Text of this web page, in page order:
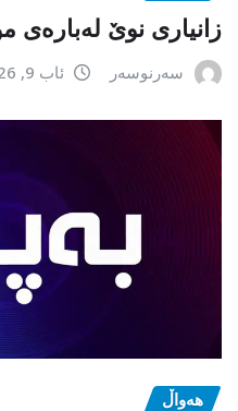
زانیاری نوێ
سەرنوسەر ئاب 9, 2026
هەواڵ